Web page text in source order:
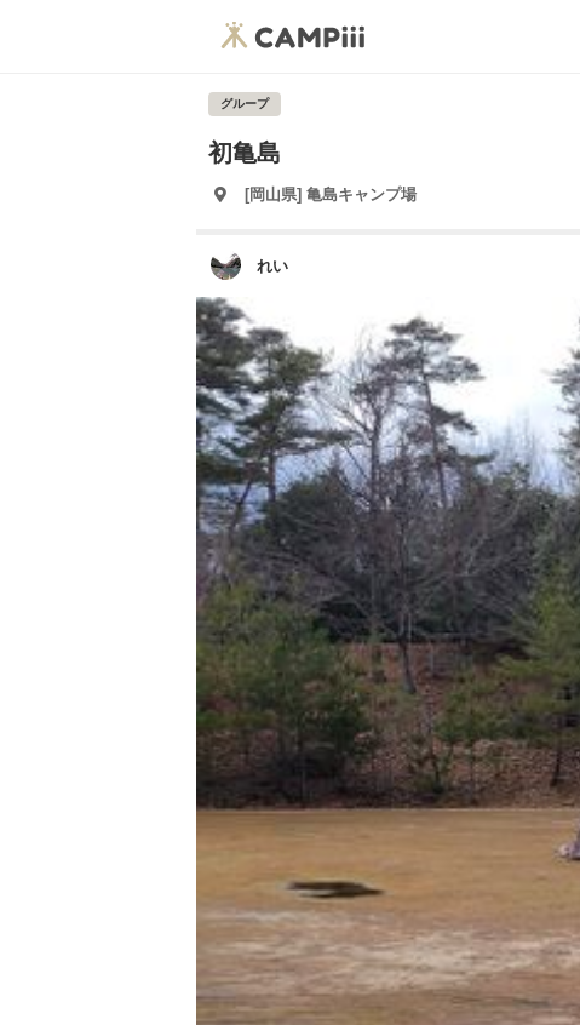
グループ
初亀島
[岡山県] 亀島キャンプ場
れい